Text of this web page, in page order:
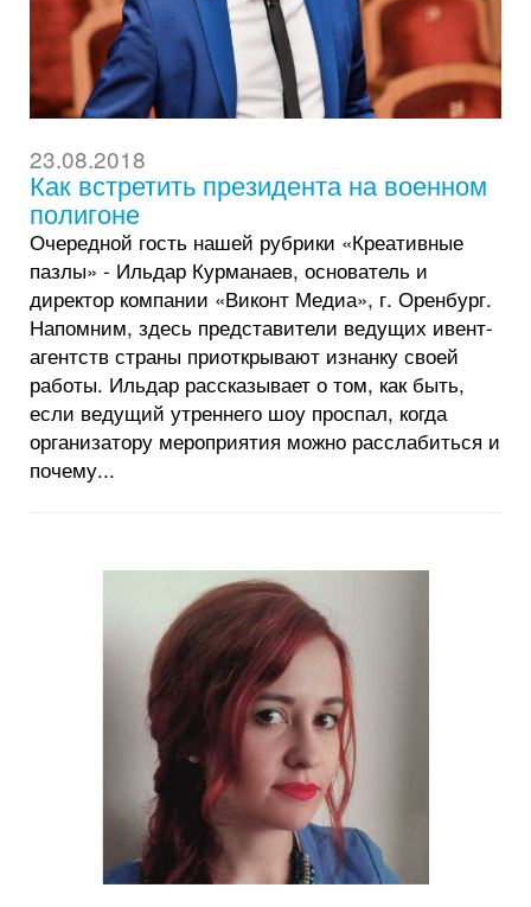
23.08.2018
Как встретить президента на военном
полигоне
Очередной гость нашей рубрики «Креативные
пазлы» - Ильдар Курманаев, основатель и
директор компании «Виконт Медиа», г. Оренбург.
Напомним, здесь представители ведущих ивент-
агентств страны приоткрывают изнанку своей
работы. Ильдар рассказывает о том, как быть,
если ведущий утреннего шоу проспал, когда
организатору мероприятия можно расслабиться и
почему...